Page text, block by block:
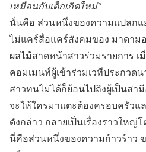
เหมือนกับเด็กเกิดใหม่''
นั่นคือ ส่วนหนึ่งของความแปลกแ
ไม่แคร์สื่อแคร์สังคมของ มาดาม
ผลไม้สาดหน้าสาวร่วมรายการ เ
คอมเมนท์ผู้เข้าร่วมเวทีประกวด
สาวทนไม่ได้ก็ย้อนไปถึงผู้เป็นส
จะให้ใครมาแตะต้องครอบครัว
ดังกล่าว กลายเป็นเรื่องราวใหญ่โ
นี่คือส่วนหนึ่งของความก้าวร้าว